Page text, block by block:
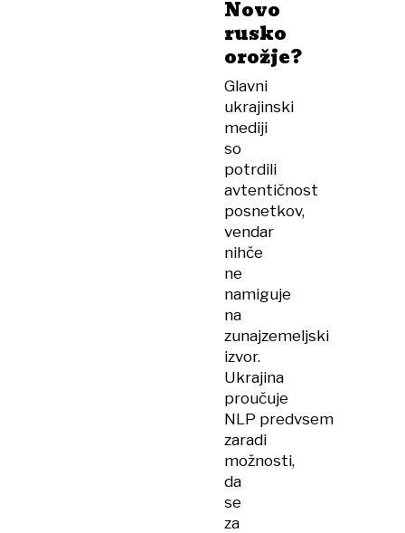
Novo
rusko
orožje?
Glavni
ukrajinski
mediji
so
potrdili
avtentičnost
posnetkov,
vendar
nihče
ne
namiguje
na
zunajzemeljski
izvor.
Ukrajina
proučuje
NLP predvsem
zaradi
možnosti,
da
se
za